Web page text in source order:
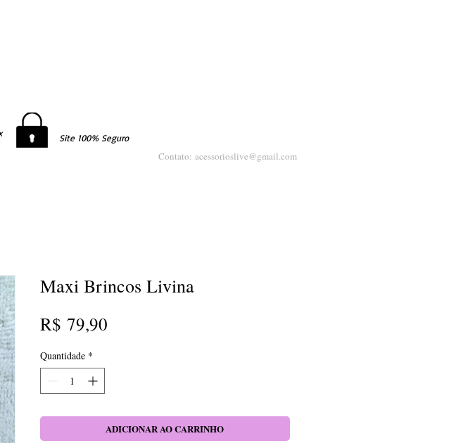
Site 100% Seguro
Contato: acessorioslive@gmail.com
Maxi Brincos Livina
R$ 79,90Preço
Quantidade *
ADICIONAR AO CARRINHO